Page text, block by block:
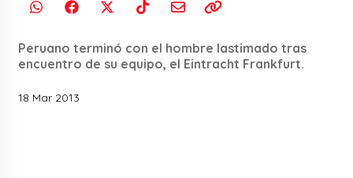
Peruano terminó con el hombre lastimado tras
encuentro de su equipo, el Eintracht Frankfurt.
18 Mar 2013